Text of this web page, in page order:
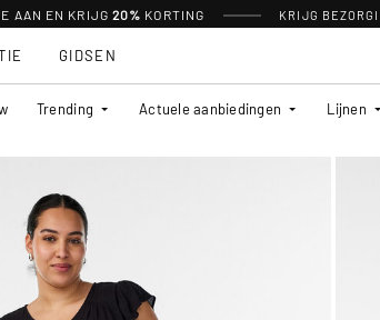
AAN EN KRIJG 20% KORTING KRIJG
Trending Actuele aanbiedingen Lijnen
GIDSEN